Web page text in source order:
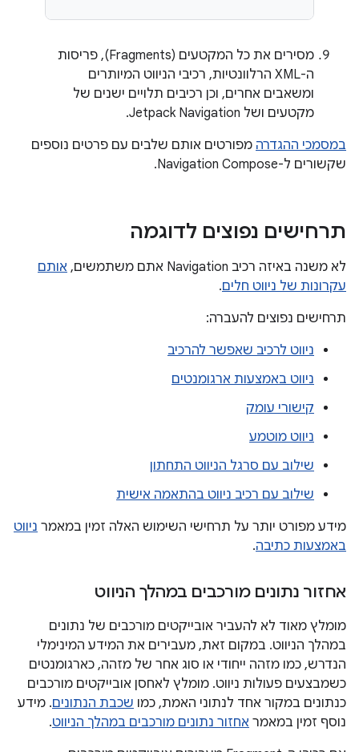
מסירים את כל המקטעים (Fragments), פריסות
ה-XML הרלוונטיות, רכיבי הניווט המיותרים
ומשאבים אחרים, וכן רכיבים תלויים ישנים של
מקטעים ושל Jetpack Navigation.
במסמכי ההגדרה מפורטים אותם שלבים עם פרטים נוספים
שקשורים ל-Navigation Compose.
תרחישים נפוצים לדוגמה
לא משנה באיזה רכיב Navigation אתם משתמשים,
אותם
עקרונות של ניווט חלים.
תרחישים נפוצים להעברה:
ניווט לרכיב שאפשר להרכיב
ניווט באמצעות ארגומנטים
קישורי עומק
ניווט מוטמע
שילוב עם סרגל הניווט התחתון
שילוב עם רכיב ניווט בהתאמה אישית
מידע מפורט יותר על תרחישי השימוש האלה זמין במאמר ניווט
באמצעות כתיבה.
אחזור נתונים מורכבים במהלך הניווט
מומלץ מאוד לא להעביר אובייקטים מורכבים של נתונים
במהלך הניווט. במקום זאת, מעבירים את המידע המינימלי
הנדרש, כמו מזהה ייחודי או סוג אחר של מזהה, כארגומנטים
כשמבצעים פעולות ניווט. מומלץ לאחסן אובייקטים מורכבים
כנתונים במקור אחד לנתוני האמת, כמו שכבת הנתונים. מידע
נוסף זמין במאמר אחזור נתונים מורכבים במהלך הניווט.